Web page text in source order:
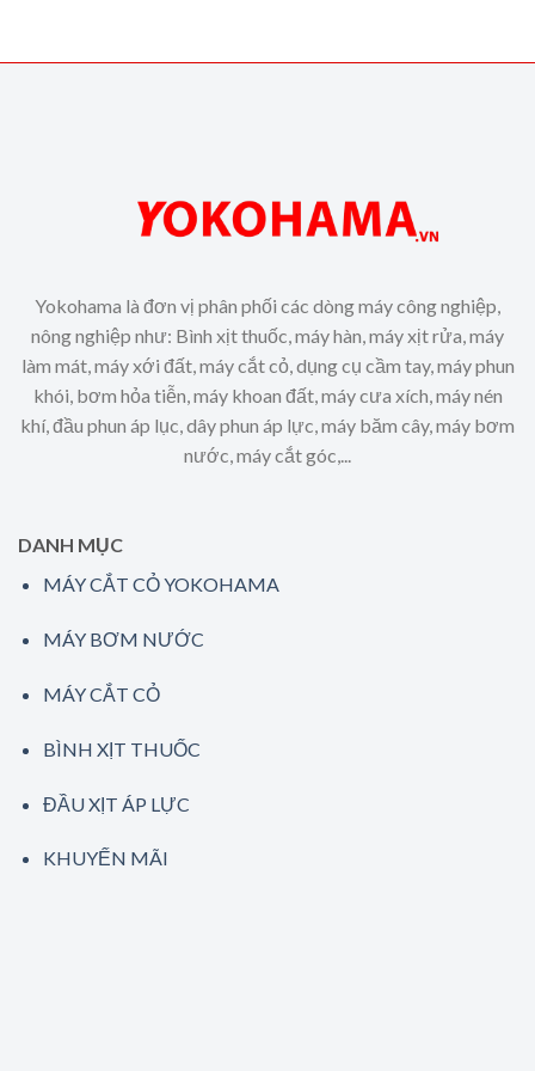
Yokohama là đơn vị phân phối các dòng máy công nghiệp,
nông nghiệp như: Bình xịt thuốc, máy hàn, máy xịt rửa, máy
làm mát, máy xới đất, máy cắt cỏ, dụng cụ cầm tay, máy phun
khói, bơm hỏa tiễn, máy khoan đất, máy cưa xích, máy nén
khí, đầu phun áp lục, dây phun áp lực, máy băm cây, máy bơm
nước, máy cắt góc,...
DANH MỤC
MÁY CẮT CỎ YOKOHAMA
MÁY BƠM NƯỚC
MÁY CẮT CỎ
BÌNH XỊT THUỐC
ĐẦU XỊT ÁP LỰC
KHUYẾN MÃI